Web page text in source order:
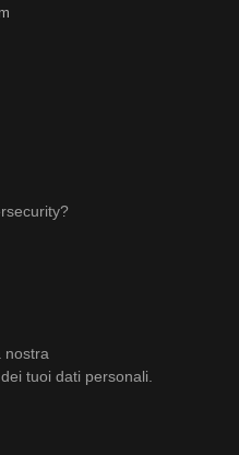
nostra
tuoi dati personali.